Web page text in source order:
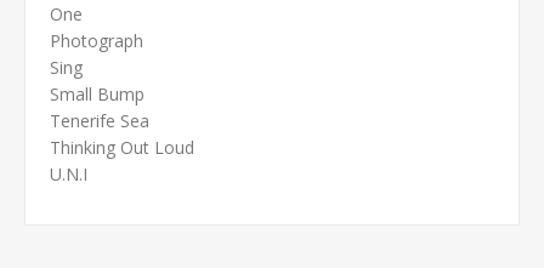
One
Photograph
Sing
Small Bump
Tenerife Sea
Thinking Out Loud
U.N.I